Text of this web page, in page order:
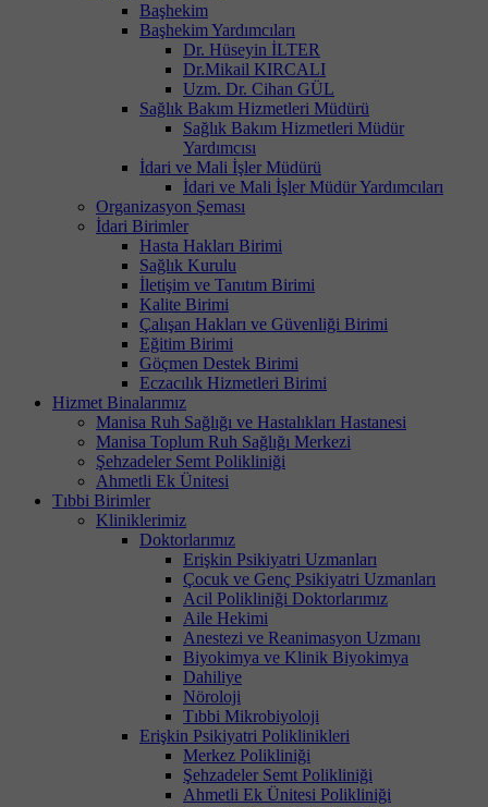
Başhekim
Başhekim Yardımcıları
Dr. Hüseyin İLTER
Dr.Mikail KIRCALI
Uzm. Dr. Cihan GÜL
Sağlık Bakım Hizmetleri Müdürü
Sağlık Bakım Hizmetleri Müdür
Yardımcısı
İdari ve Mali İşler Müdürü
İdari ve Mali İşler Müdür Yardımcıları
Organizasyon Şeması
İdari Birimler
Hasta Hakları Birimi
Sağlık Kurulu
İletişim ve Tanıtım Birimi
Kalite Birimi
Çalışan Hakları ve Güvenliği Birimi
Eğitim Birimi
Göçmen Destek Birimi
Eczacılık Hizmetleri Birimi
Hizmet Binalarımız
Manisa Ruh Sağlığı ve Hastalıkları Hastanesi
Manisa Toplum Ruh Sağlığı Merkezi
Şehzadeler Semt Polikliniği
Ahmetli Ek Ünitesi
Tıbbi Birimler
Kliniklerimiz
Doktorlarımız
Erişkin Psikiyatri Uzmanları
Çocuk ve Genç Psikiyatri Uzmanları
Acil Polikliniği Doktorlarımız
Aile Hekimi
Anestezi ve Reanimasyon Uzmanı
Biyokimya ve Klinik Biyokimya
Dahiliye
Nöroloji
Tıbbi Mikrobiyoloji
Erişkin Psikiyatri Poliklinikleri
Merkez Polikliniği
Şehzadeler Semt Polikliniği
Ahmetli Ek Ünitesi Polikliniği